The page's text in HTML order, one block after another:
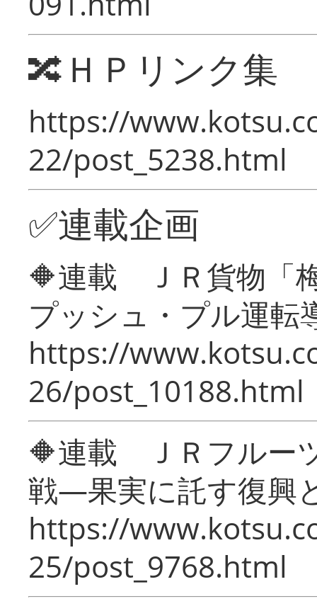
🔀ＨＰリンク集
https://
22/post_5238.html
✅連載企画
🔶連載 ＪＲ貨物「
プッシュ・プル運転
https://
26/post_10188.html
🔶連載 ＪＲフルー
戦―果実に託す復興
https://
25/post_9768.html